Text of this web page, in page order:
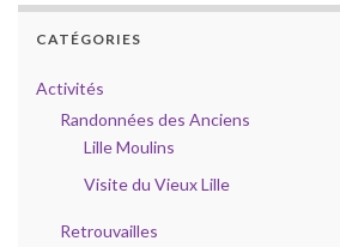
CATÉGORIES
Activités
Randonnées des Anciens
Lille Moulins
Visite du Vieux Lille
Retrouvailles